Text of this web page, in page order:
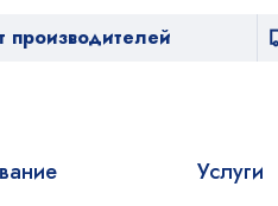
производителей
Услуги